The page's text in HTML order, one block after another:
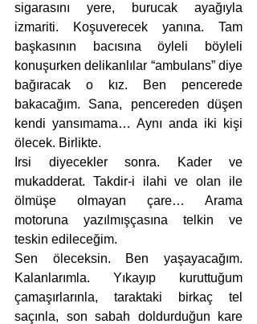
sigarasını yere, burucak ayağıyla
izmariti. Koşuverecek yanına. Tam
başkasının bacısına öyleli böyleli
konuşurken delikanlılar “ambulans” diye
bağıracak o kız. Ben pencerede
bakacağım. Sana, pencereden düşen
kendi yansımama… Aynı anda iki kişi
ölecek. Birlikte.
Irsi diyecekler sonra. Kader ve
mukadderat. Takdir-i ilahi ve olan ile
ölmüşe olmayan çare… Arama
motoruna yazılmışçasına telkin ve
teskin edileceğim.
Sen öleceksin. Ben yaşayacağım.
Kalanlarımla. Yıkayıp kuruttuğum
çamaşırlarınla, taraktaki birkaç tel
saçınla, son sabah doldurduğun kare